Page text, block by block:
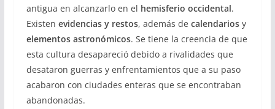
antigua en alcanzarlo en el hemisferio occidental.
Existen evidencias y restos, además de calendariosy
elementos astronómicos. Se tiene la creencia de que
esta cultura desapareció debido a rivalidades que
desataron guerras y enfrentamientos que a su paso
acabaron con ciudades enteras que se encontraban
abandonadas.